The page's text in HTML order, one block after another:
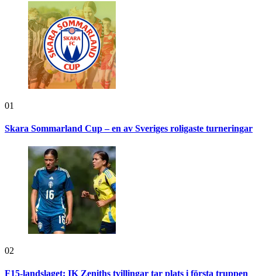
01
Skara Sommarland Cup – en av Sveriges roligaste turneringar
02
F15-landslaget: IK Zeniths tvillingar tar plats i första truppen